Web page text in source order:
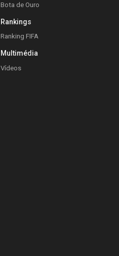
Bota de Ouro
Rankings
Ranking FIFA
Multimédia
Vídeos